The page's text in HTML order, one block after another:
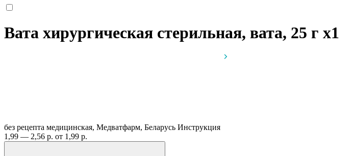
Вата хирургическая стерильная, вата, 25 г x1
без рецепта медицинская, Медватфарм, Беларусь Инструкция
1,99 — 2,56 р. от 1,99 р.